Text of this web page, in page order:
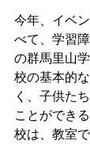
今年、イベ
べて、学習
の群馬里山
校の基本的
く、子供た
ことができ
校は、教室